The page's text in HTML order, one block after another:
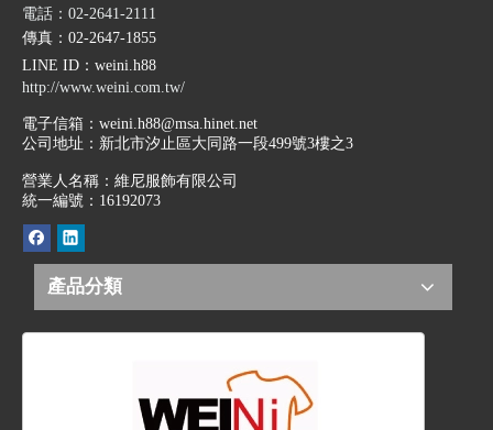
電話：02-2641-2111
傳真：02-2647-1855
LINE ID ：weini.h88
http://www.weini.com.tw/
電子信箱： weini.h88@msa.hinet.net
公司地址： 新北市汐止區大同路一段499號3樓之3
營業人名稱：維尼服飾有限公司
統一編號：16192073
產品分類